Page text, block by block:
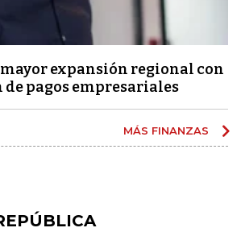
expansión regional con
de pagos empresariales
MÁS FINANZAS